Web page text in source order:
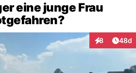
eine junge Frau
8
Interaktionen
48d